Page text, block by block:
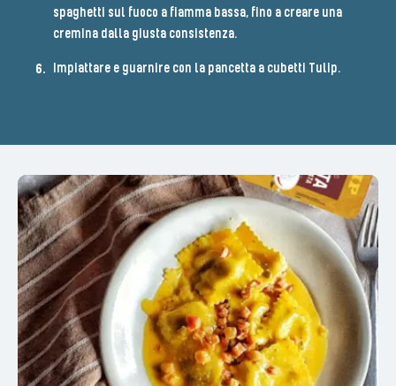
spaghetti sul fuoco a fiamma bassa, fino a creare una
cremina dalla giusta consistenza.
Impiattare e guarnire con la pancetta a cubetti Tulip.